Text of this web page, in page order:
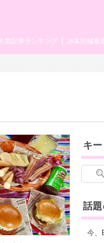
JK&JD編集
人気記事ランキング
キ
話
今、